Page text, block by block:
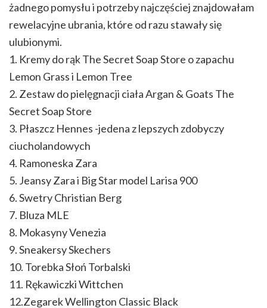
żadnego pomysłu i potrzeby najczęściej znajdowałam
rewelacyjne ubrania, które od razu stawały się
ulubionymi.
1. Kremy do rąk The Secret Soap Store o zapachu
Lemon Grass i Lemon Tree
2. Zestaw do pielęgnacji ciała Argan & Goats The
Secret Soap Store
3. Płaszcz Hennes -jedena z lepszych zdobyczy
ciucholandowych
4. Ramoneska Zara
5. Jeansy Zara i Big Star model Larisa 900
6. Swetry Christian Berg
7. Bluza MLE
8. Mokasyny Venezia
9. Sneakersy Skechers
10. Torebka Słoń Torbalski
11. Rękawiczki Wittchen
12.Zegarek Wellington Classic Black